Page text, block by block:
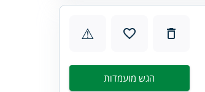
⚠
הגש מועמדות